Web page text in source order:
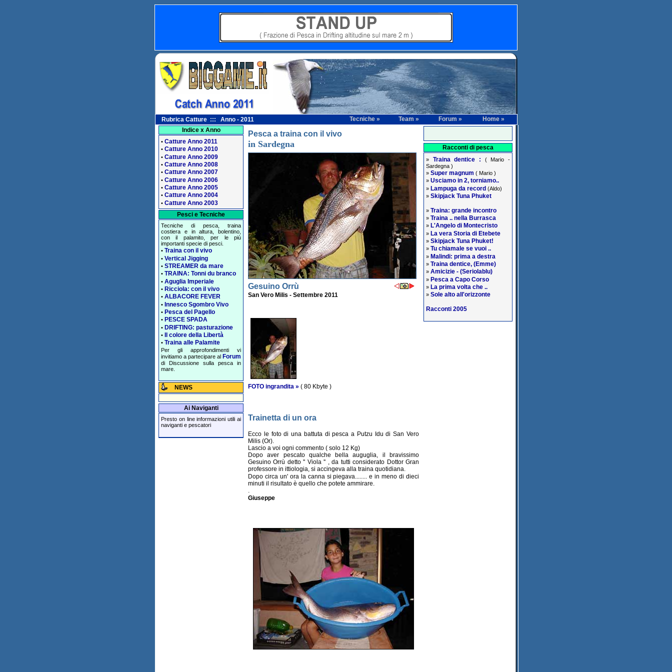
Rubrica Catture ::: Anno - 2011 Tecniche » Team » Forum »
Home »
Indice x Anno
• Catture Anno 2011
• Catture Anno 2010
• Catture Anno 2009
• Catture Anno 2008
• Catture Anno 2007
• Catture Anno 2006
• Catture Anno 2005
• Catture Anno 2004
• Catture Anno 2003
Pesci e Tecniche
Tecniche di pesca, traina
costiera e in altura, bolentino,
con il palamito, per le più
importanti specie di pesci.
• Traina con il vivo
• Vertical Jigging
• STREAMER da mare
• TRAINA: Tonni du branco
• Aguglia Imperiale
• Ricciola: con il vivo
• ALBACORE FEVER
• Innesco Sgombro Vivo
• Pesca del Pagello
• PESCE SPADA
• DRIFTING: pasturazione
• Il colore della Libertà
• Traina alle Palamite
Per gli approfondimenti vi
invitiamo a partecipare al Forum
di Discussione sulla pesca in
mare.
NEWS
Ai Naviganti
Presto on line informazioni utili ai
naviganti e pescatori
Pesca a traina con il vivo
in Sardegna
Gesuino Orrù
San Vero Milis - Settembre 2011
FOTO ingrandita » ( 80 Kbyte )
Trainetta di un ora
Ecco le foto di una battuta di pesca a Putzu Idu di San Vero
Milis (Or).
Lascio a voi ogni commento ( solo 12 Kg)
Dopo aver pescato qualche bella auguglia, il bravissimo
Gesuino Orrù detto '' Viola '' , da tutti considerato Dottor Gran
professore in ittiologia, si accingeva alla traina quotidiana.
Dopo circa un' ora la canna si piegava........ e in meno di dieci
minuti il risultato è quello che potete ammirare.
.
Giuseppe
Racconti di pesca
» Traina dentice :
( Mario -
Sardegna )
» Super magnum ( Mario )
» Usciamo in 2, torniamo..
» Lampuga da record (Aldo)
» Skipjack Tuna Phuket
» Traina: grande incontro
» Traina .. nella Burrasca
» L'Angelo di Montecristo
» La vera Storia di Etebete
» Skipjack Tuna Phuket!
» Tu chiamale se vuoi ..
» Malindi: prima a destra
» Traina dentice, (Emme)
» Amicizie - (Seriolablu)
» Pesca a Capo Corso
» La prima volta che ..
» Sole alto all'orizzonte
Racconti 2005